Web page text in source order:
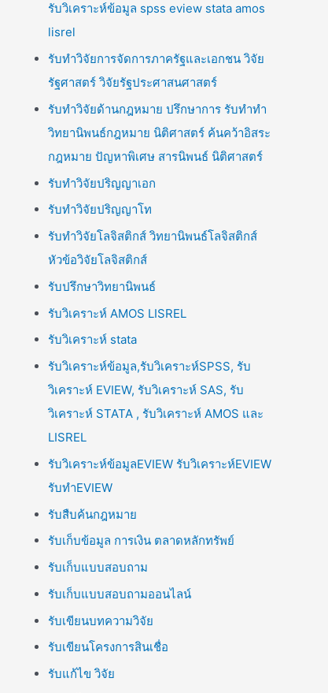
รับวิเคราะห์ข้อมูล spss eview stata amos
lisrel
รับทำวิจัยการจัดการภาครัฐและเอกชน วิจัย
รัฐศาสตร์ วิจัยรัฐประศาสนศาสตร์
รับทำวิจัยด้านกฎหมาย ปรึกษาการ รับทำทำ
วิทยานิพนธ์กฎหมาย นิติศาสตร์ ค้นคว้าอิสระ
กฎหมาย ปัญหาพิเศษ สารนิพนธ์ นิติศาสตร์
รับทำวิจัยปริญญาเอก
รับทำวิจัยปริญญาโท
รับทำวิจัยโลจิสติกส์ วิทยานิพนธ์โลจิสติกส์
หัวข้อวิจัยโลจิสติกส์
รับปรึกษาวิทยานิพนธ์
รับวิเคราะห์ AMOS LISREL
รับวิเคราะห์ stata
รับวิเคราะห์ข้อมูล,รับวิเคราะห์SPSS, รับ
วิเคราะห์ EVIEW, รับวิเคราะห์ SAS, รับ
วิเคราะห์ STATA , รับวิเคราะห์ AMOS และ
LISREL
รับวิเคราะห์ข้อมูลEVIEW รับวิเคราะห์EVIEW
รับทำEVIEW
รับสืบค้นกฎหมาย
รับเก็บข้อมูล การเงิน ตลาดหลักทรัพย์
รับเก็บแบบสอบถาม
รับเก็บแบบสอบถามออนไลน์
รับเขียนบทความวิจัย
รับเขียนโครงการสินเชื่อ
รับแก้ไข วิจัย